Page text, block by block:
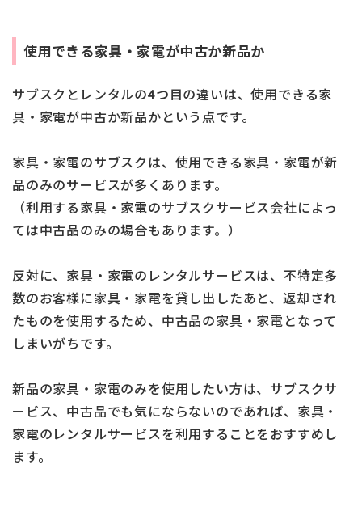
使用できる家具・家電が中古か新品か
サブスクとレンタルの4つ目の違いは、使用できる家
具・家電が中古か新品かという点です。
家具・家電のサブスクは、使用できる家具・家電が新
品のみのサービスが多くあります。
（利用する家具・家電のサブスクサービス会社によっ
ては中古品のみの場合もあります。）
反対に、家具・家電のレンタルサービスは、不特定多
数のお客様に家具・家電を貸し出したあと、返却され
たものを使用するため、中古品の家具・家電となって
しまいがちです。
新品の家具・家電のみを使用したい方は、サブスクサ
ービス、中古品でも気にならないのであれば、家具・
家電のレンタルサービスを利用することをおすすめし
ます。